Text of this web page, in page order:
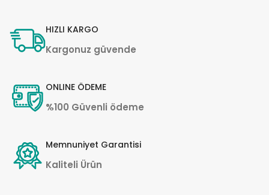
HIZLI KARGO
Kargonuz güvende
ONLINE ÖDEME
%100 Güvenli ödeme
Memnuniyet Garantisi
Kaliteli Ürün